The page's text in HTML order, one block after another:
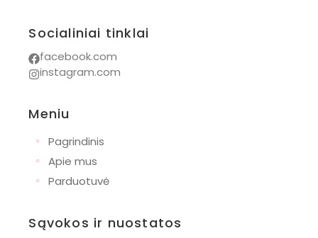
Socialiniai tinklai
facebook.com
instagram.com
Meniu
◦
Pagrindinis
◦ Apie mus
◦ Parduotuvė
Sąvokos ir nuostatos